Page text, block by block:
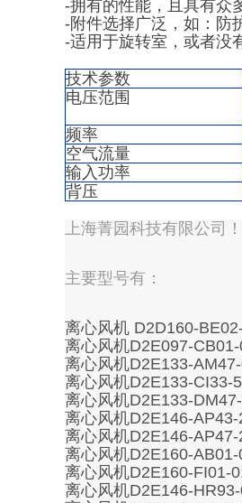
-拥有的性能，且具有众
-附件选择广泛，如：防
-适用于旋转室，或者没
技术参数
电压范围
频率
空气流量
输入功率
背压
上海菁园科技有限公司！
主要型号有：
离心风机 D2D160-
离心风机D2E097-CB01-
离心风机D2E133-
离心风机D2E133-CI33-
离心风机D2E133-
离心风机D2E146-AP43-
离心风机D2E146-AP47-
离心风机D2E160-AB01-
离心风机D2E160-FI01-
离心风机D2E146-